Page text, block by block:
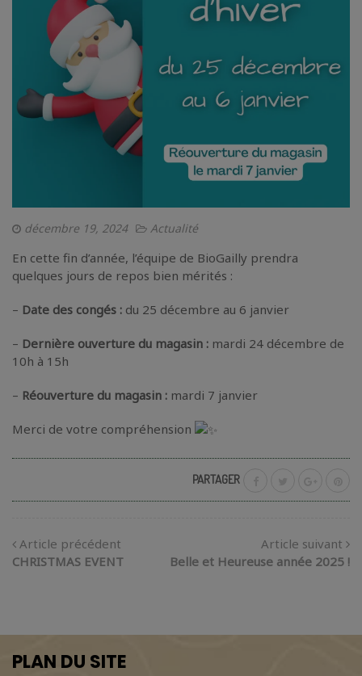
décembre 19, 2024 Actualité
En cette fin d’année, l’équipe de BioGailly prendra
quelques jours de repos bien mérités :
– Date des congés : du 25 décembre au 6 janvier
– Dernière ouverture du magasin : mardi 24 décembre de
10h à 15h
– Réouverture du magasin : mardi 7 janvier
Merci de votre compréhension
PARTAGER
Article précédent
CHRISTMAS EVENT
Article suivant
Belle et Heureuse année 2025 !
PLAN DU SITE